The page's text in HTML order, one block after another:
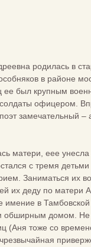
родилась в
в районе
ее был крупным
офицером.
замечательный –
матери, еее унесла
с тремя
Заниматься их
их деду по матери
имение в Тамбовской
обширным домом.
(Аня тоже со